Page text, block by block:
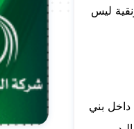
ليس
بني